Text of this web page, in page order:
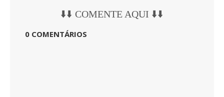
⬇️⬇️ COMENTE AQUI ⬇️⬇️
0 COMENTÁRIOS